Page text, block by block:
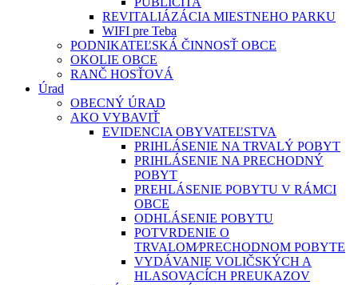
REVITALIÁZÁCIA MIESTNEHO PARKU
WIFI pre Teba
PODNIKATEĽSKÁ ČINNOSŤ OBCE
OKOLIE OBCE
RANČ HOSŤOVÁ
Úrad
OBECNÝ ÚRAD
AKO VYBAVIŤ
EVIDENCIA OBYVATEĽSTVA
PRIHLÁSENIE NA TRVALÝ POBYT
PRIHLÁSENIE NA PRECHODNÝ
POBYT
PREHLÁSENIE POBYTU V RÁMCI
OBCE
ODHLÁSENIE POBYTU
POTVRDENIE O
TRVALOM⁄PRECHODNOM POBYTE
VYDÁVANIE VOLIČSKÝCH A
HLASOVACÍCH PREUKAZOV